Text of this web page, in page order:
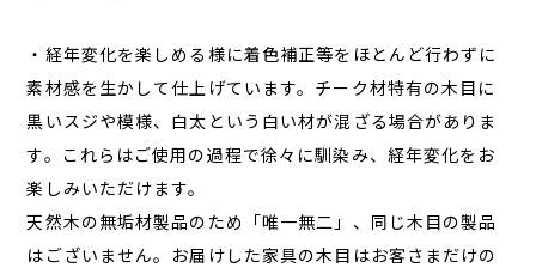
・経年変化を楽しめる様に着色補正等をほとんど行わずに
素材感を生かして仕上げています。チーク材特有の木目に
黒いスジや模様、白太という白い材が混ざる場合がありま
す。これらはご使用の過程で徐々に馴染み、経年変化をお
楽しみいただけます。
天然木の無垢材製品のため「唯一無二」、同じ木目の製品
はございません。お届けした家具の木目はお客さまだけの